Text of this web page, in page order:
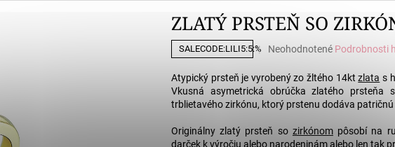
ZLATÝ PRSTEŇ SO
SALECODE:LILI5:5:%
Priemerné
produktu
je
0,0
5
hviezdičiek.
Neohodnotené Podrobnosti
Atypický prsteň je vyrobený zo žltého 14ktzlata s
Vkusná asymetrická obrúčka zlatého
trblietavého zirkónu, ktorý prstenu dodáva patričnú
Originálny zlatý prsteň so zirkónompôsobí na
darček k výročiu alebo narodeninám alebo len tak